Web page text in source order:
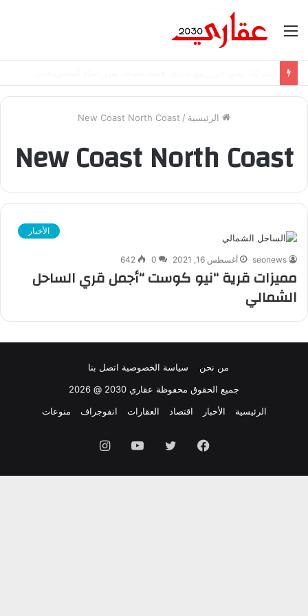
القائمة
الرئيسية /
New Coast North Coast
New Coast North Coast
الأخبار
seonews أغسطس 16, 2021 0
642
مميزات قرية “نيو كوست “أجمل قري الساحل
الشمالي
من نحن سياسة الخصوصية اتصل بنا
جميع الحقوق محفوظة عقاري 2030 @ 2026
الرئيسية
الأخبار اقتصاد العقارات انفوجراف منوعات
فيسبوك تويتر يوتيوب